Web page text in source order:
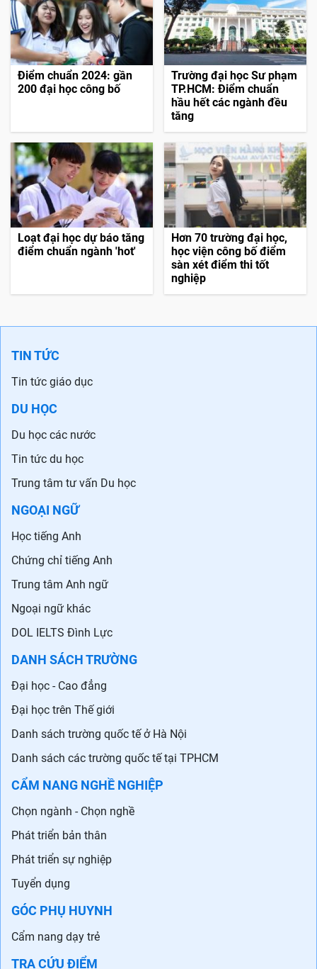
Điểm chuẩn 2024: gần
200 đại học công bố
Trường đại học Sư phạm
TP.HCM: Điểm chuẩn
hầu hết các ngành đều
tăng
Loạt đại học dự báo tăng
điểm chuẩn ngành 'hot'
Hơn 70 trường đại học,
học viện công bố điểm
sàn xét điểm thi tốt
nghiệp
TIN TỨC
Tin tức giáo dục
DU HỌC
Du học các nước
Tin tức du học
Trung tâm tư vấn Du học
NGOẠI NGỮ
Học tiếng Anh
Chứng chỉ tiếng Anh
Trung tâm Anh ngữ
Ngoại ngữ khác
DOL IELTS Đình Lực
DANH SÁCH TRƯỜNG
Đại học - Cao đẳng
Đại học trên Thế giới
Danh sách trường quốc tế ở Hà Nội
Danh sách các trường quốc tế tại TPHCM
CẨM NANG NGHỀ NGHIỆP
Chọn ngành - Chọn nghề
Phát triển bản thân
Phát triển sự nghiệp
Tuyển dụng
GÓC PHỤ HUYNH
Cẩm nang dạy trẻ
TRA CỨU ĐIỂM